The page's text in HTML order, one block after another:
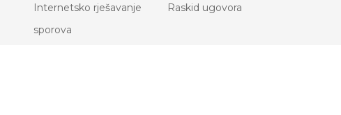
Internetsko rješavanje
sporova
Raskid ugovora